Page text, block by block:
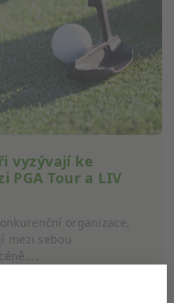
vyzývají ke
PGA Tour a LIV
organizace,
mezi sebou